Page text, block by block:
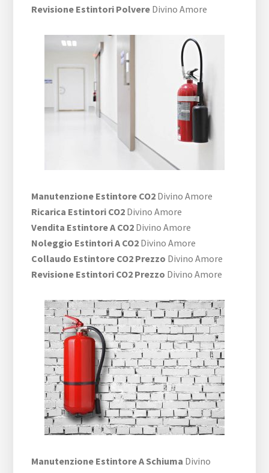
Revisione Estintori Polvere Divino Amore
Manutenzione Estintore CO2 Divino Amore
Ricarica Estintori CO2 Divino Amore
Vendita Estintore A CO2 Divino Amore
Noleggio Estintori A CO2 Divino Amore
Collaudo Estintore CO2 Prezzo Divino Amore
Revisione Estintori CO2 Prezzo Divino Amore
Manutenzione Estintore A Schiuma Divino